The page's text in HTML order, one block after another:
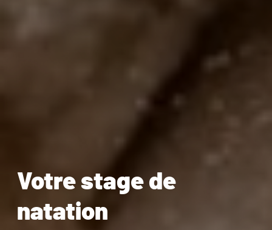
Votre stage de
natation